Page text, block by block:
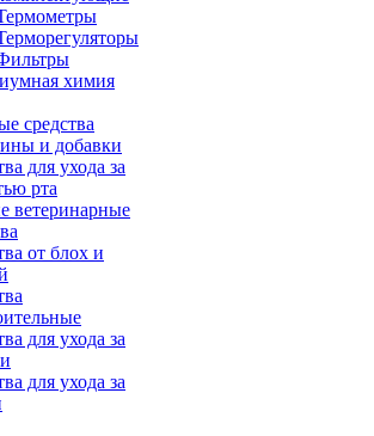
химия
средства
и добавки
для ухода за
рта
ветеринарные
от блох и
для ухода за
для ухода за